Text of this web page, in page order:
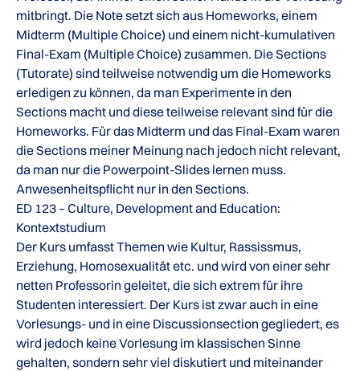
mitbringt. Die Note setzt sich aus Homeworks, einem
Midterm (Multiple Choice) und einem nicht-kumulativen
Final-Exam (Multiple Choice) zusammen. Die Sections
(Tutorate) sind teilweise notwendig um die Homeworks
erledigen zu können, da man Experimente in den
Sections macht und diese teilweise relevant sind für die
Homeworks. Für das Midterm und das Final-Exam waren
die Sections meiner Meinung nach jedoch nicht relevant,
da man nur die Powerpoint-Slides lernen muss.
Anwesenheitspflicht nur in den Sections.
ED 123 – Culture, Development and Education:
Kontextstudium
Der Kurs umfasst Themen wie Kultur, Rassissmus,
Erziehung, Homosexualität etc. und wird von einer sehr
netten Professorin geleitet, die sich extrem für ihre
Studenten interessiert. Der Kurs ist zwar auch in eine
Vorlesungs- und in eine Discussionsection gegliedert, es
wird jedoch keine Vorlesung im klassischen Sinne
gehalten, sondern sehr viel diskutiert und miteinander